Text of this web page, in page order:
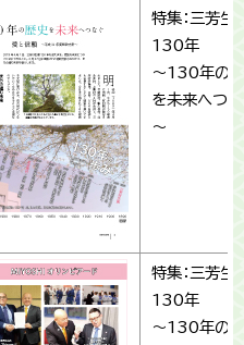
特集：三芳生
130年
～130年の
を未来へつ
～
特集：三芳生
130年
～130年の